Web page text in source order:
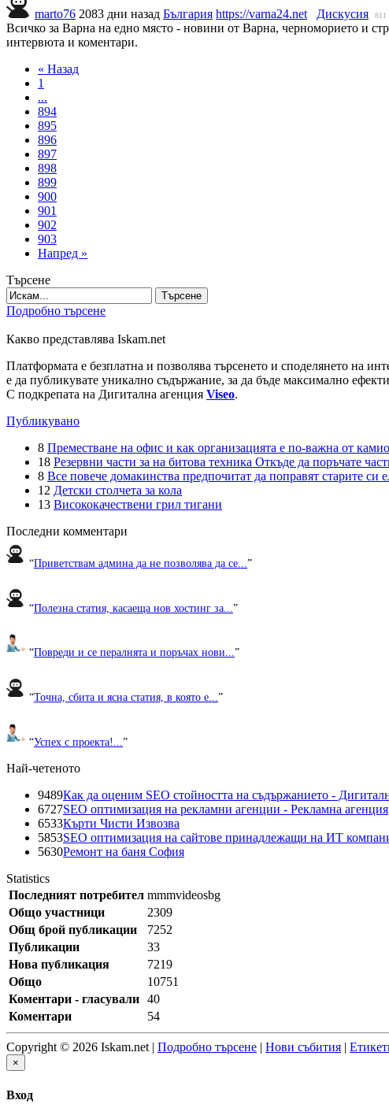
marto76 2083 дни назад България https://varna24.net Дискусия 811
Всичко за Варна на едно място - новини от Варна, черноморието и
интервюта и коментари.
« Назад
1
...
894
895
896
897
898
899
900
901
902
903
Напред »
Търсене
Търсене
Подробно търсене
Какво представлява Iskam.net
Платформата е безплатна и позволява търсенето и споделянето на
е да публикувате уникално съдържание, за да бъде максимално
С подкрепата на Дигитална агенция Viseo.
Публикувано
8 Преместване на офис и как организацията е по-важна от
18 Резервни части за на битова техника Откъде да поръчате
8 Все повече домакинства предпочитат да поправят старите си
12 Детски столчета за кола
13 Висококачествени грил тигани
Последни комментари
“Приветствам админа да не позволява да се... ”
“Полезна статия, касаеща нов хостинг за... ”
“Повреди и се пералнята и поръчах нови...”
“Точна, сбита и ясна статия, в която е...”
“Успех с проекта!... ”
Най-четеното
9489Как да оценим SEO стойността на съдържанието -
6727SEO оптимизация на рекламни агенции - Рекламна агенция
6533Кърти Чисти Извозва
5853SEO оптимизация на сайтове принадлежащи на ИТ
5630Ремонт на баня София
Statistics
Последният потребител mmmvideosbg
Общо участници
2309
Общ брой публикации
7252
Публикации
33
Нова публикация
7219
Общо
10751
Коментари - гласували 40
Коментари
54
Copyright © 2026 Iskam.net | Подробно търсене | Нови събития |
×
Вход